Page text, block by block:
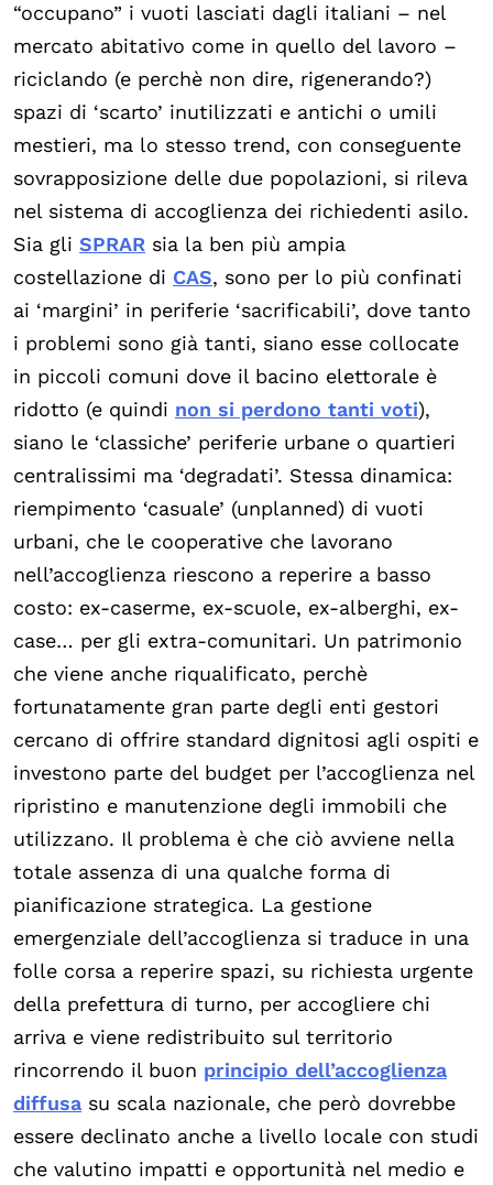
“occupano” i vuoti lasciati dagli italiani – nel
mercato abitativo come in quello del lavoro –
riciclando (e perchè non dire, rigenerando?)
spazi di ‘scarto’ inutilizzati e antichi o umili
mestieri, ma lo stesso trend, con conseguente
sovrapposizione delle due popolazioni, si rileva
nel sistema di accoglienza dei richiedenti asilo.
Sia gli SPRAR sia la ben più ampia
costellazione di CAS, sono per lo più confinati
ai ‘margini’ in periferie ‘sacrificabili’, dove tanto
i problemi sono già tanti, siano esse collocate
in piccoli comuni dove il bacino elettorale è
ridotto (e quindi non si perdono tanti voti),
siano le ‘classiche’ periferie urbane o quartieri
centralissimi ma ‘degradati’. Stessa dinamica:
riempimento ‘casuale’ (unplanned) di vuoti
urbani, che le cooperative che lavorano
nell’accoglienza riescono a reperire a basso
costo: ex-caserme, ex-scuole, ex-alberghi, ex-
case… per gli extra-comunitari. Un patrimonio
che viene anche riqualificato, perchè
fortunatamente gran parte degli enti gestori
cercano di offrire standard dignitosi agli ospiti e
investono parte del budget per l’accoglienza nel
ripristino e manutenzione degli immobili che
utilizzano. Il problema è che ciò avviene nella
totale assenza di una qualche forma di
pianificazione strategica. La gestione
emergenziale dell’accoglienza si traduce in una
folle corsa a reperire spazi, su richiesta urgente
della prefettura di turno, per accogliere chi
arriva e viene redistribuito sul territorio
rincorrendo il buon principio dell’accoglienza
diffusa su scala nazionale, che però dovrebbe
essere declinato anche a livello locale con studi
che valutino impatti e opportunità nel medio e